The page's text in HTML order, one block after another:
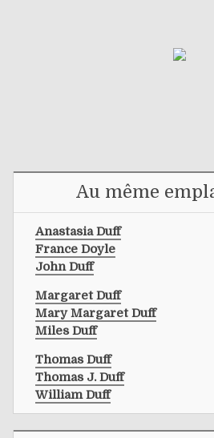
Au même
Anastasia Duff
France Doyle
John Duff
Margaret Duff
Mary Margaret Duff
Miles Duff
Thomas Duff
Thomas J. Duff
William Duff